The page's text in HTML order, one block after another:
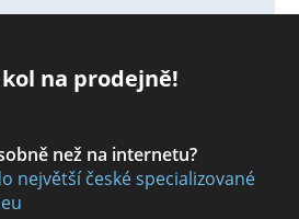
kol na prodejně!
než na internetu?
největší české specializované